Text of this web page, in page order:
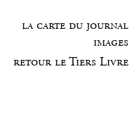
la carte du journal
images
retour le Tiers Livre